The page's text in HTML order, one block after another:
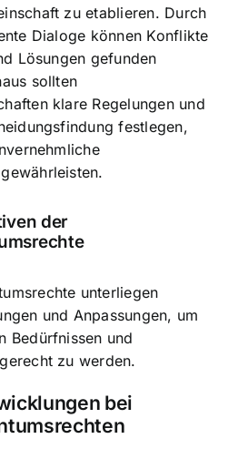
zu etablieren. Durch
Dialoge können Konflikte
Lösungen gefunden
sollten
klare Regelungen und
festlegen,
der
unterliegen
und Anpassungen, um
Bedürfnissen und
zu werden.
bei